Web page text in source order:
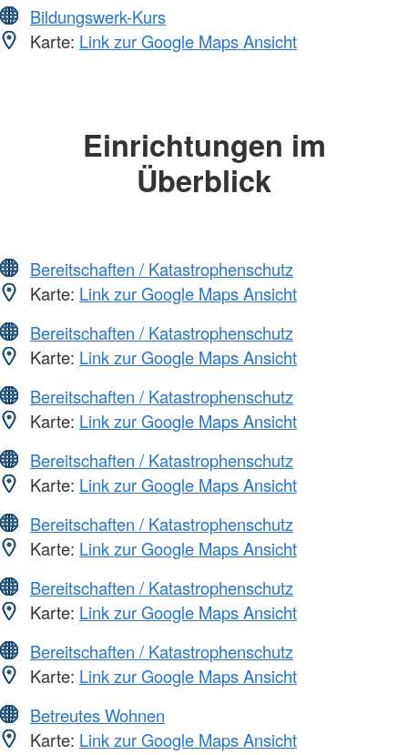
Bildungswerk-Kurs
Karte: Link zur Google Maps Ansicht
Einrichtungen im
Überblick
Bereitschaften / Katastrophenschutz
Karte: Link zur Google Maps Ansicht
Bereitschaften / Katastrophenschutz
Karte: Link zur Google Maps Ansicht
Bereitschaften / Katastrophenschutz
Karte: Link zur Google Maps Ansicht
Bereitschaften / Katastrophenschutz
Karte: Link zur Google Maps Ansicht
Bereitschaften / Katastrophenschutz
Karte: Link zur Google Maps Ansicht
Bereitschaften / Katastrophenschutz
Karte: Link zur Google Maps Ansicht
Bereitschaften / Katastrophenschutz
Karte: Link zur Google Maps Ansicht
Betreutes Wohnen
Karte: Link zur Google Maps Ansicht